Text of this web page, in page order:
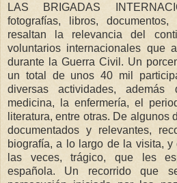
LAS BRIGADAS
fotografías, libros,
resaltan la relevancia del
voluntarios internacionales que
durante la Guerra Civil. Un
un total de unos 40 mil
diversas actividades,
medicina, la enfermería, el
literatura, entre otras. De algunos
documentados y relevantes,
biografía, a lo largo de la visita,
las veces, trágico, que les
española. Un recorrido que